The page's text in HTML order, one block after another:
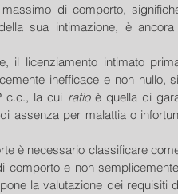
di comporto,
sua intimazione, è
il licenziamento intimato
inefficace e non nullo,
c.c., la cui ratio è quella di
assenza per malattia o
è necessario classificare
comporto e non
la valutazione dei requisiti